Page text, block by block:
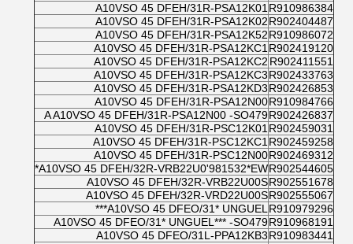
R910986384
A10VSO 45 DFEH/31R-PSA12K01
R902404487
A10VSO 45 DFEH/31R-PSA12K02
R910986072
A10VSO 45 DFEH/31R-PSA12K52
R902419120
A10VSO 45 DFEH/31R-PSA12KC1
R902411551
A10VSO 45 DFEH/31R-PSA12KC2
R902433763
A10VSO 45 DFEH/31R-PSA12KC3
R902426853
A10VSO 45 DFEH/31R-PSA12KD3
R910984766
A10VSO 45 DFEH/31R-PSA12N00
R902426837
A A10VSO 45 DFEH/31R-PSA12N00 -SO479
R902459031
A10VSO 45 DFEH/31R-PSC12K01
R902459258
A10VSO 45 DFEH/31R-PSC12KC1
R902469312
A10VSO 45 DFEH/31R-PSC12N00
R902544605
A10VSO 45 DFEH/32R-VRB22U0'981532*EW*
R902551678
A10VSO 45 DFEH/32R-VRB22U00S
R902555067
A10VSO 45 DFEH/32R-VRD22U00S
R910979296
A10VSO 45 DFEO/31* UNGUEL***
R910968191
A10VSO 45 DFEO/31* UNGUEL*** -SO479
R910983441
A10VSO 45 DFEO/31L-PPA12KB3